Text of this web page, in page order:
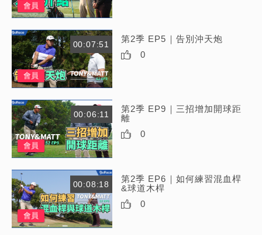
會員
00:07:51
會員
第2季 EP5｜告別沖天炮
0
00:06:11
會員
第2季 EP9｜三招增加開球距
離
0
00:08:18
會員
第2季 EP6｜如何練習混血桿
&球道木桿
0